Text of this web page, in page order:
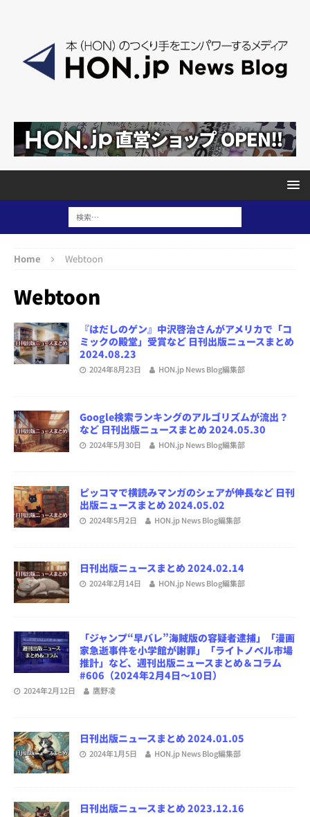
Home Webtoon
Webtoon
『はだしのゲン』中沢啓治さんがアメリカで「コ
ミックの殿堂」受賞など 日刊出版ニュースまとめ
2024.08.23
2024年8月23日 HON.jp News Blog編集部
Google検索ランキングのアルゴリズムが流出？
など 日刊出版ニュースまとめ 2024.05.30
2024年5月30日 HON.jp News Blog編集部
ピッコマで横読みマンガのシェアが伸長など 日刊
出版ニュースまとめ 2024.05.02
2024年5月2日 HON.jp News Blog編集部
日刊出版ニュースまとめ 2024.02.14
2024年2月14日 HON.jp News Blog編集部
「ジャンプ“早バレ”海賊版の容疑者逮捕」「漫画
家急逝事件を小学館が謝罪」「ライトノベル市場
推計」など、週刊出版ニュースまとめ＆コラム
#606（2024年2月4日～10日）
2024年2月12日 鷹野凌
日刊出版ニュースまとめ 2024.01.05
2024年1月5日 HON.jp News Blog編集部
日刊出版ニュースまとめ 2023.12.16